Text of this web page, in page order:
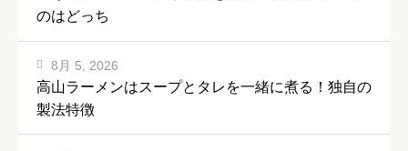
のはどっち
高山ラーメンはスープとタレを一緒に煮る！独自の
製法特徴
8月 5, 2026